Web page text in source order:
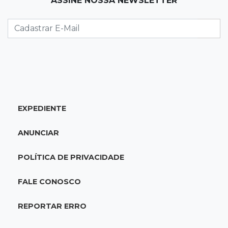
futuro do jogo do bicho no País
18:44Cidades
como as de estupros e roubos
18:21 Localização
EXPEDIENTE
ANUNCIAR
POLÍTICA DE PRIVACIDADE
FALE CONOSCO
REPORTAR ERRO